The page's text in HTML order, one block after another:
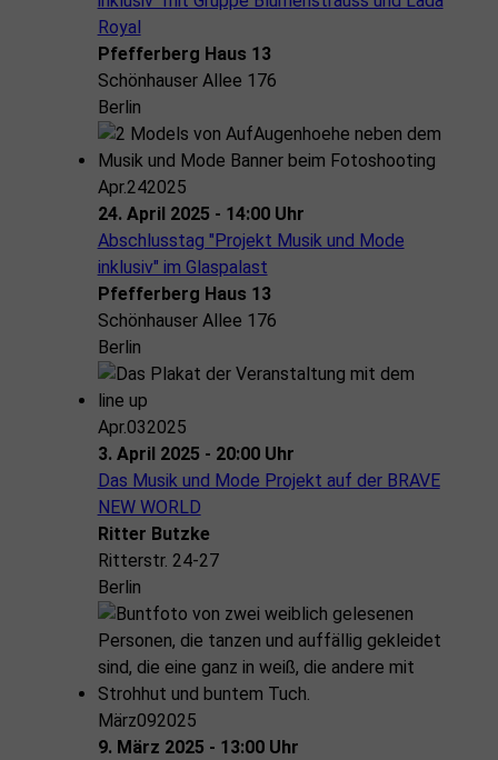
Royal
Pfefferberg Haus 13
Schönhauser Allee 176
Berlin
Apr.242025
24. April 2025 - 14:00 Uhr
Abschlusstag "Projekt Musik und Mode
inklusiv" im Glaspalast
Pfefferberg Haus 13
Schönhauser Allee 176
Berlin
Apr.032025
3. April 2025 - 20:00 Uhr
Das Musik und Mode Projekt auf der BRAVE
NEW WORLD
Ritter Butzke
Ritterstr. 24-27
Berlin
März092025
9. März 2025 - 13:00 Uhr